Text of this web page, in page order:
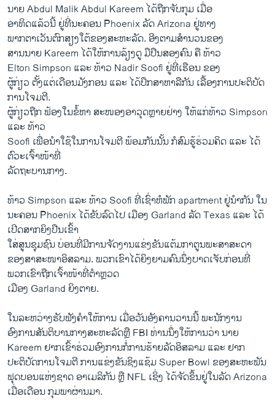
ນາຍ Abdul Malik Abdul Kareem ​ໄດ້​ຖືກ​ຈັບ​ກຸມ ​ເມື່ອ
​ອາທິດແລ້ວ​ນີ້ ຢູ່​ທີ່​ນະຄອນ Phoenix ລັດ Arizona ຢູ່​ທາງ
​ພາກ​ຕາ​ເວັນຕົກ​ສຽງ​ໃຕ້​ຂອງ​ສະຫະ​ລັດ. ອີງ​ຕາມ​ສຳ​ນວນຂອງ
​ສານນາຍ Kareem ໄດ້ໃຫ້ການ​ລ້ຽງ​ດູ ມື​ປືນ​ສອງ​ຄົນ ຄື ທ້າວ
Elton Simpson ​ແລະ ທ້າວ Nadir Soofi ຢູ່​ທີ່​ເຮືອນ ​ຂອງ
​ຜູ້ກ່ຽວ ຕັ້ງ​ແຕ່​ເດືອນ​ມັງກອນ ​ແລະ ​ໄດ້​ປຶກສາ​ຫາລື​ກັນ ​ເລື້ອ​ງ​ການປະຕິບັດ
ການ​ໂຈມ​ຕີ.
ຜູ້ກ່ຽວ​ຖືກ​ ​ຟ້ອງ​ໃນ​ຂໍ້​ຫາ ສະໜອງ​ອາວຸດຫຼາຍຢ່າງ​ ໃຫ້​ແກ່ທ້າວ Simpson
​ແລະ ທ້າວ
Soofi ​ເພື່ອ​ນຳ​ໃຊ້​ໃນ​ການ​ໂຈມ​ຕີ ພ້ອມ​ກັນນັ້ນ ກໍສົມຮູ້​ຮ່ວມ​ຄິດ ​ແລະ ໄດ້
ຕົວະ​ເຈົ້າໜ້າ​ທີ່
ລັດຖະບານ​ກາງ.
ທ້າວ Simpson ​ແລະ ທ້າວ Soofi ທີ່ເຊົ່າຫໍພັກ apartment ຢູ່ນຳກັນ ​ໃນ​
ນະຄອນ Phoenix ​ໄດ້​ຂັບ​ລົດ​ໄປ ​ເມືອງ Garland ລັດ Texas ​ແລະ ​ໄດ້​
ເປີດ​ສາກ​ຍິງປືນ​ເຂົ້າ​
ໃສ່​ສູນ​ຊຸມ​ຊົນ ບ່ອນ​ທີ່​ມີ​ການ​ຈັດ​ງານແຂ່ງຂັນ​ແຕ້ມ​ກາ​ຕູນ​ພະ​ສາ​ສະ​ດາ​
ຂອງ​ສາສະໜາ​ອິສລາມ. ພວກ​ເຂົາ​ໄດ້​ຍິງ​ຍາມ​ຄົນ​ນຶ່ງ​ບາດ​ເຈັບກ່ອນ​ທີ່​
ພວກ​ເຂົາຖືກ​ເຈົ້າໜ້າ​ທີ່​ຕຳຫຼວດ​
ເມືອງ Garland ຍິງ​ຕາຍ.
​ໃນ​ລະຫວ່າງ​ຮັບຟັງຄຳໃຫ້ການ ເມື່ອ​ວັນ​ອັງຄານ​ວານ​ນີ້ ພະນັກງານ
ອົງການ​ສັນຕິ​ບານ​ກາງສະຫະລັດຫຼື FBI ທ່ານ​ນຶ່ງ​ໃຫ້ການ​ວ່າ ນາຍ
Kareem ຢາກ​ເຂົ້າຮ່ວມ​ອົງການ​ກໍ່ການ​ຮ້າຍລັດ​ອິສລາມ ​ແລະ ຢາກ​
ປະຕິບັດ​ການ​ໂຈມ​ຕີ ການ​ແຂ່ງຂັນ​ຊິງ​ແຊ້ມ Super Bowl ຂອງ​ສະຫະ​ພັນ
ຟຸດ​ບອນ​ແຫ່ງ​ຊາດ ອາ​ເມ​ລິ​ກັນ ຫຼື NFL ​ເຊິ່ງ ​ໄດ້​ຈັດ​ຂຶ້ນຢູ່​ໃນ​ລັດ Arizona
​ເມື່ອ​ເດືອນ ກຸມພາ​ຜ່ານ​ມາ.